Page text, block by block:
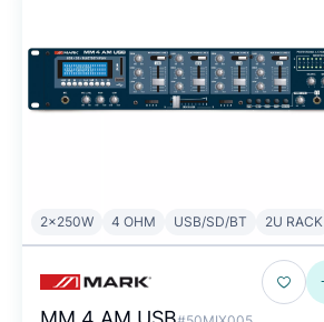
2x250W 4 OHM USB/SD/BT 2U RACK